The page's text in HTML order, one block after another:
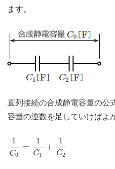
ます。
直列接続の合成静電容量の公
容量の逆数を足していけばよ
1
C0
=
1
C1
+
1
C2
C C1 2